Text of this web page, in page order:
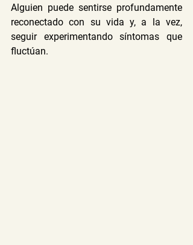
Alguien puede sentirse profundamente
reconectado con su vida y, a la vez,
seguir experimentando síntomas que
fluctúan.